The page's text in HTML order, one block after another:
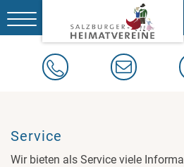
Toggle
navigation
Service
Wir bieten als Service viele